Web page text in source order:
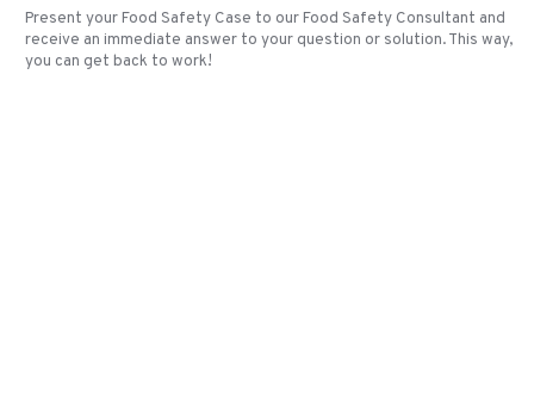
Present your Food Safety Case to our Food Safety Consultant and
receive an immediate answer to your question or solution. This way,
you can get back to work!